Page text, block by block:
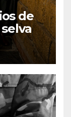
de